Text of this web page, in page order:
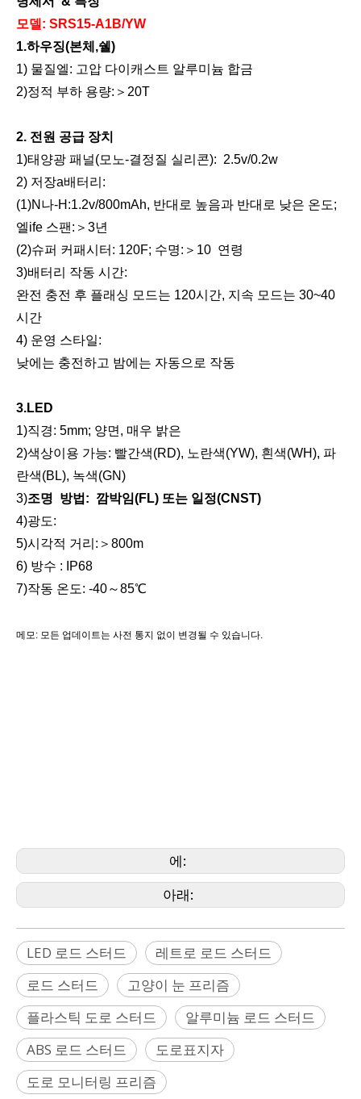
솔라 로드 스터드
솔라 로드 스터드 솔라 로드 스터드
모델: SRS15-A1B/YW
1.하우징(본체,쉘)
1) 물질엘: 고압 다이캐스트 알루미늄 합금
2)정적 부하 용량: ＞ 20T
2. 전원 공급 장치
1)태양광 패널(모노-결정질 실리콘): 2.5v/0.2w
2) 저장a배터리:
(1)N 나-H:1.2v/800mAh, 반대로 높음과 반대로 낮은 온도;
엘ife 스팬: ＞ 3년
(2)슈퍼 커패시터: 120F; 수명: ＞ 10 연령
3)배터리 작동 시간:
완전 충전 후 플래싱 모드는 120시간, 지속 모드는 30~40
시간
4) 운영 스타일:
낮에는 충전하고 밤에는 자동으로 작동
3.LED
1)직경: 5mm; 양면, 매우 밝은
2)색상이용 가능: 빨간색(RD), 노란색(YW), 흰색(WH), 파
란색(BL), 녹색(GN)
3)조명 방법 : 깜박임(FL) 또는 일정(CNST)
4)광도:
5)시각적 거리: ＞ 800m
6) 방수 : IP68
7)작동 온도: -40～85℃
메모: 모든 업데이트는 사전 통지 없이 변경될 수 있습니다.
에:
아래:
LED 로드 스터드
레트로 로드 스터드
로드 스터드
고양이 눈 프리즘
플라스틱 도로 스터드
알루미늄 로드 스터드
ABS 로드 스터드
도로표지자
도로 모니터링 프리즘